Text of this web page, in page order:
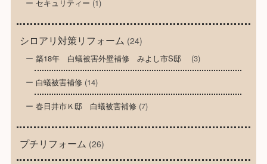
セキュリティー (1)
シロアリ対策リフォーム (24)
築18年 白蟻被害外壁補修 みよし市S邸 (3)
白蟻被害補修(14)
春日井市Ｋ邸 白蟻被害補修(7)
プチリフォーム (26)